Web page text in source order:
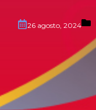
26 agosto, 2024